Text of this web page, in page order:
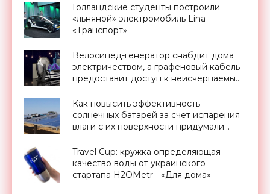
Голландские студенты построили
«льняной» электромобиль Lina -
«Транспорт»
Велосипед-генератор снабдит дома
электричеством, а графеновый кабель
предоставит доступ к неисчерпаемым
проект Billions in Change (видео) -
«Новости Электроники»
Как повысить эффективность
солнечных батарей за счет испарения
влаги с их поверхности придумали
Электроники»
Travel Cup: кружка определяющая
качество воды от украинского
стартапа H2OMetr - «Для дома»